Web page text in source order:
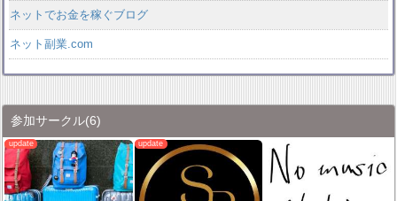
ネットでお金を稼ぐブログ
ネット副業.com
参加サークル(6)